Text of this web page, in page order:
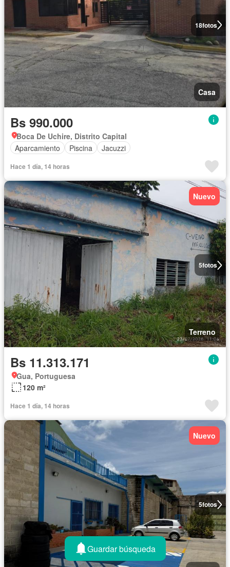
18fotos
Casa
Bs 990.000
Boca De Uchire, Distrito Capital
Aparcamiento
Piscina Jacuzzi
Hace 1 día, 14 horas
5fotos
Nuevo
Terreno
Bs 11.313.171
Gua, Portuguesa
120 m²
Hace 1 día, 14 horas
5fotos
Nuevo
Guardar búsqueda